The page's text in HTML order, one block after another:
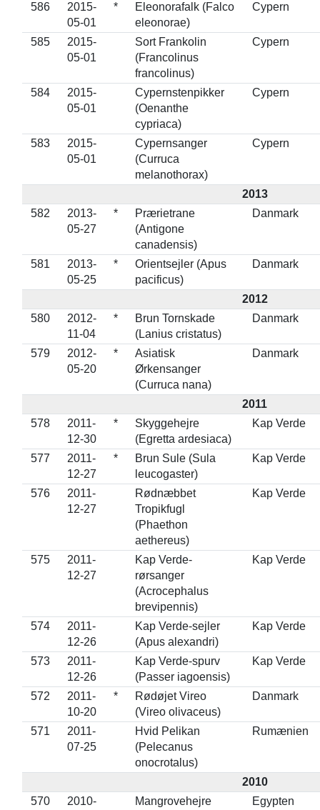
586
2015-
05-01
*
Eleonorafalk (Falco
eleonorae)
Cypern
585
2015-
05-01
Sort Frankolin
(Francolinus
francolinus)
Cypern
584
2015-
05-01
Cypernstenpikker
(Oenanthe
cypriaca)
Cypern
583
2015-
05-01
Cypernsanger
(Curruca
melanothorax)
Cypern
2013
582
2013-
05-27
*
Prærietrane
(Antigone
canadensis)
Danmark
581
2013-
05-25
*
Orientsejler (Apus
pacificus)
Danmark
2012
580
2012-
11-04
*
Brun Tornskade
(Lanius cristatus)
Danmark
579
2012-
05-20
*
Asiatisk
Ørkensanger
(Curruca nana)
Danmark
2011
578
2011-
12-30
*
Skyggehejre
(Egretta ardesiaca)
Kap Verde
577
2011-
12-27
*
Brun Sule (Sula
leucogaster)
Kap Verde
576
2011-
12-27
Rødnæbbet
Tropikfugl
(Phaethon
aethereus)
Kap Verde
575
2011-
12-27
Kap Verde-
rørsanger
(Acrocephalus
brevipennis)
Kap Verde
574
2011-
12-26
Kap Verde-sejler
(Apus alexandri)
Kap Verde
573
2011-
12-26
Kap Verde-spurv
(Passer iagoensis)
Kap Verde
572
2011-
10-20
*
Rødøjet Vireo
(Vireo olivaceus)
Danmark
571
2011-
07-25
Hvid Pelikan
(Pelecanus
onocrotalus)
Rumænien
2010
570
2010- Mangrovehejre Egypten